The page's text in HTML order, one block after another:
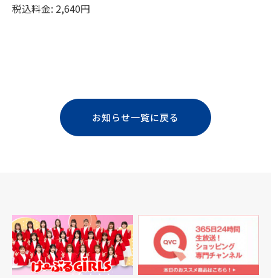
税込料金: 2,640円
お知らせ一覧に戻る